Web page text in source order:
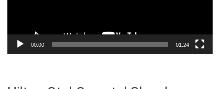
00:00 01:24